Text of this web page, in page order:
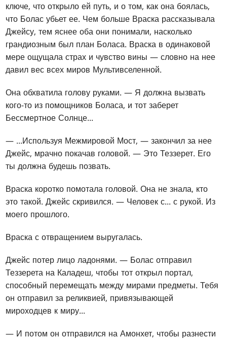
ключе, что открыло ей путь, и о том, как она боялась,
что Болас убьет ее. Чем больше Враска рассказывала
Джейсу, тем яснее оба они понимали, насколько
грандиозным был план Боласа. Враска в одинаковой
мере ощущала страх и чувство вины — словно на нее
давил вес всех миров Мультивселенной.
Она обхватила голову руками. — Я должна вызвать
кого-то из помощников Боласа, и тот заберет
Бессмертное Солнце...
— ...Используя Межмировой Мост, — закончил за нее
Джейс, мрачно покачав головой. — Это Теззерет. Его
ты должна будешь позвать.
Враска коротко помотала головой. Она не знала, кто
это такой. Джейс скривился. — Человек с... с рукой. Из
моего прошлого.
Враска с отвращением выругалась.
Джейс потер лицо ладонями. — Болас отправил
Теззерета на Каладеш, чтобы тот открыл портал,
способный перемещать между мирами предметы. Тебя
он отправил за реликвией, привязывающей
мироходцев к миру...
— И потом он отправился на Амонхет, чтобы разнести